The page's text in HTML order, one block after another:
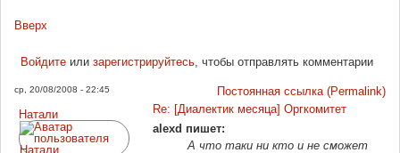
Вверх
Войдитеили зарегистрируйтесь, чтобы отправлять комментарии
ср, 20/08/2008 - 22:45
Постоянная ссылка (Permalink)
Натали
Re: [Диалектик месяца] Оргкомитет
alexd пишет:
А что таки ни кто и не сможет